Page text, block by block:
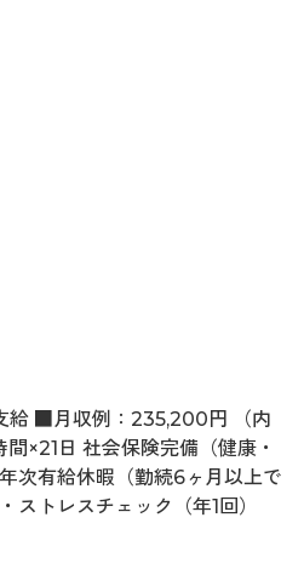
給 ■月収例：235,200円 （内
×21日 社会保険完備（健康・
次有給休暇（勤続6ヶ月以上で
ストレスチェック（年1回）